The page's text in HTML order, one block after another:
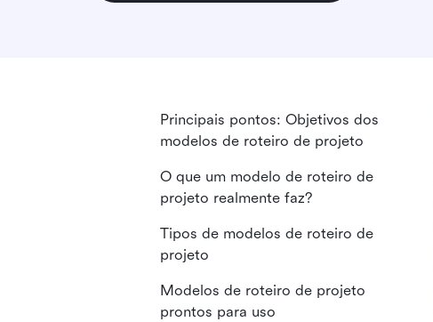
Principais pontos: Objetivos dos
modelos de roteiro de projeto
O que um modelo de roteiro de
projeto realmente faz?
Tipos de modelos de roteiro de
projeto
Modelos de roteiro de projeto
prontos para uso